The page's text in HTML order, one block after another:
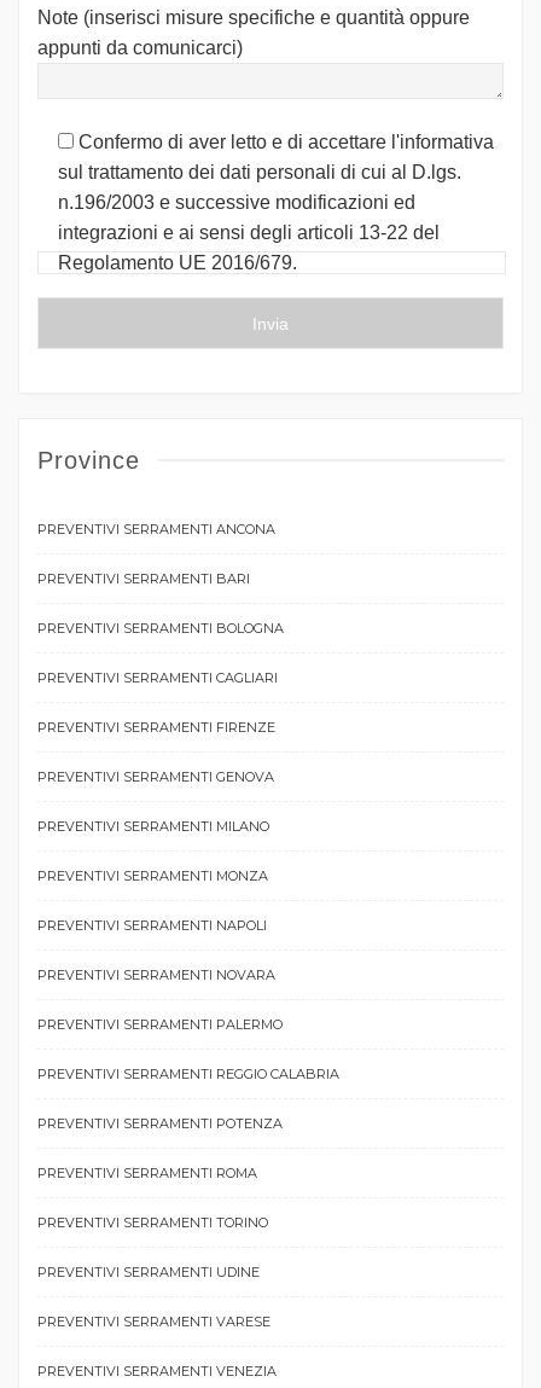
Note (inserisci misure specifiche e quantità oppure
appunti da comunicarci)
Confermo di aver letto e di accettare l'informativa
sul trattamento dei dati personali di cui al D.lgs.
n.196/2003 e successive modificazioni ed
integrazioni e ai sensi degli articoli 13-22 del
Regolamento UE 2016/679.
Province
PREVENTIVI SERRAMENTI ANCONA
PREVENTIVI SERRAMENTI BARI
PREVENTIVI SERRAMENTI BOLOGNA
PREVENTIVI SERRAMENTI CAGLIARI
PREVENTIVI SERRAMENTI FIRENZE
PREVENTIVI SERRAMENTI GENOVA
PREVENTIVI SERRAMENTI MILANO
PREVENTIVI SERRAMENTI MONZA
PREVENTIVI SERRAMENTI NAPOLI
PREVENTIVI SERRAMENTI NOVARA
PREVENTIVI SERRAMENTI PALERMO
PREVENTIVI SERRAMENTI REGGIO CALABRIA
PREVENTIVI SERRAMENTI POTENZA
PREVENTIVI SERRAMENTI ROMA
PREVENTIVI SERRAMENTI TORINO
PREVENTIVI SERRAMENTI UDINE
PREVENTIVI SERRAMENTI VARESE
PREVENTIVI SERRAMENTI VENEZIA